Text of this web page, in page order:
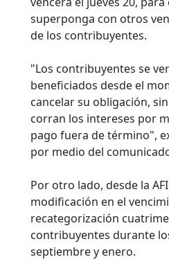
superponga con otros
de los contribuyentes.
"Los contribuyentes se
beneficiados desde el
cancelar su obligación,
corran los intereses por
pago fuera de término",
por medio del
Por otro lado, desde la
modificación en el
recategorización
contribuyentes durante
septiembre y enero.